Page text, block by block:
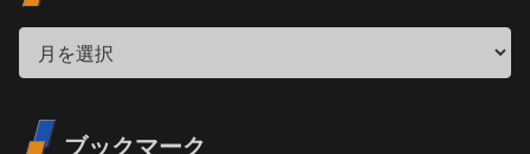
ブックマーク